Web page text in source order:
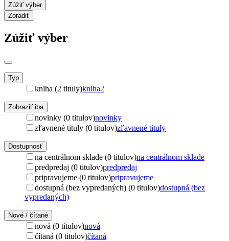
Zúžiť výber
Zoradiť
Zúžiť výber
Typ
kniha (2 tituly)kniha2
Zobraziť iba
novinky (0 titulov)novinky
zľavnené tituly (0 titulov)zľavnené tituly
Dostupnosť
na centrálnom sklade (0 titulov)na centrálnom sklade
predpredaj (0 titulov)predpredaj
pripravujeme (0 titulov)pripravujeme
dostupná (bez vypredaných) (0 titulov)dostupná (bez
vypredaných)
Nové / čítané
nová (0 titulov)nová
čítaná (0 titulov)čítaná